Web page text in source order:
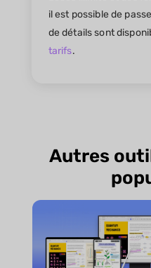
il est possible de
de détails sont
tarifs.
Autres